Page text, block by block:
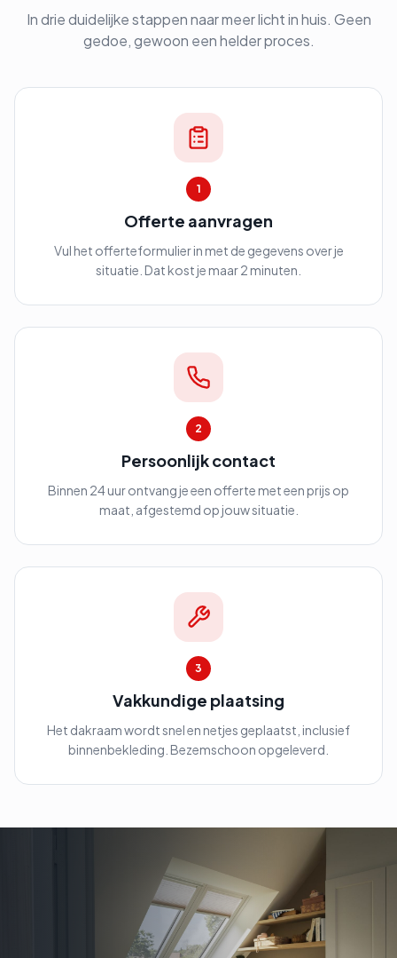
In drie duidelijke stappen naar meer licht in huis. Geen
gedoe, gewoon een helder proces.
1
Offerte aanvragen
Vul het offerteformulier in met de gegevens over je
situatie. Dat kost je maar 2 minuten.
2
Persoonlijk contact
Binnen 24 uur ontvang je een offerte met een prijs op
maat, afgestemd op jouw situatie.
3
Vakkundige plaatsing
Het dakraam wordt snel en netjes geplaatst, inclusief
binnenbekleding. Bezemschoon opgeleverd.